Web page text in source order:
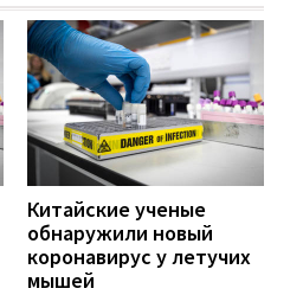
Китайские ученые
обнаружили новый
коронавирус у летучих
мышей